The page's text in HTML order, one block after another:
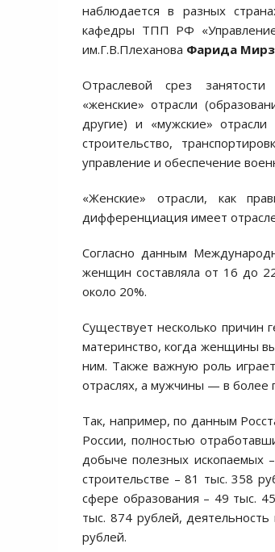
наблюдается в разных
кафедры ТПП РФ
им.Г.В.Плеханова Фарида
Отраслевой срез занятости
«женские» отрасли
другие) и «мужские»
строительство,
управление и обеспечение
«Женские» отрасли, как
дифференциация имеет
Согласно данным
женщин составляла от 16 до
около 20%.
Существует несколько
материнство, когда женщины
ним. Также важную роль
отраслях, а мужчины — в более
Так, например, по данным
России, полностью
добыче полезных ископаемых
строительстве – 81 тыс. 358
сфере образования – 49 тыс.
тыс. 874 рублей,
рублей.